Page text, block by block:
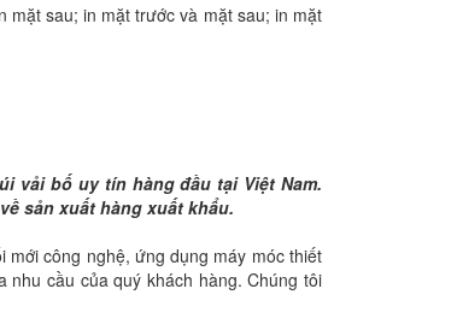
sau; in mặt trước và mặt sau; in mặt
vải bố uy tín hàng đầu tại Việt Nam.
sản xuất hàng xuất khẩu.
mới công nghệ, ứng dụng máy móc thiết
cầu của quý khách hàng. Chúng tôi